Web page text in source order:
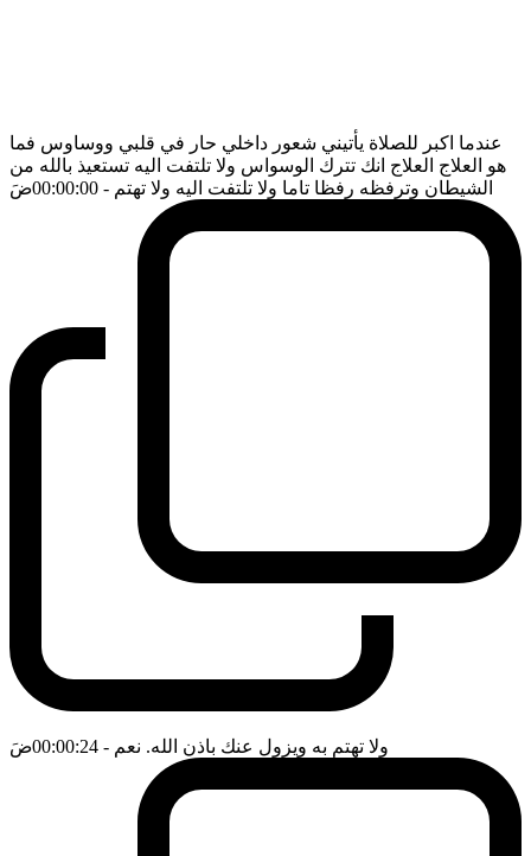
عندما اكبر للصلاة يأتيني شعور داخلي حار في قلبي ووساوس فما
هو العلاج العلاج انك تترك الوسواس ولا تلتفت اليه تستعيذ بالله من
الشيطان وترفظه رفظا تاما ولا تلتفت اليه ولا تهتم - 00:00:00 ضَ
ولا تهتم به ويزول عنك باذن الله. نعم - 00:00:24 ضَ